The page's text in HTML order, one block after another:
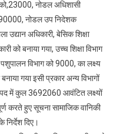
को,23000, नोडल अधिशासी
नोडल उप निदेशक
उद्यान अधिकारी, बेसिक शिक्षा
को बनाया गया, उच्च शिक्षा विभाग
विभाग को 9000, का लक्ष्य
गया इसी प्रकार अन्य विभागों
में कुल 3692060 आवंटित लक्ष्यों
करते हुए सूचना सामाजिक वानिकी
दिए।